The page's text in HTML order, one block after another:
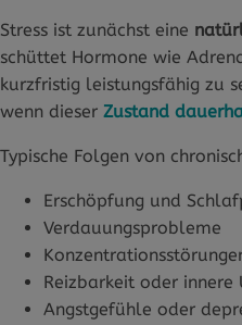
Stress ist zunächst eine
schüttet Hormone wie
kurzfristig leistungsfähig zu
wenn dieser Zustand
Typische Folgen von
Erschöpfung und
Verdauungsprobleme
Reizbarkeit oder innere
Angstgefühle oder